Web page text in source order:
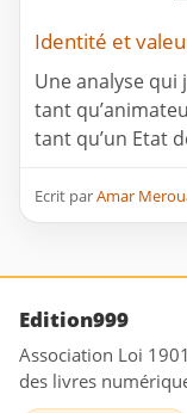
Identité et
Une analyse qui
tant
tant qu’un Etat
Ecrit parAmar
Edition999
Association Loi
des livres